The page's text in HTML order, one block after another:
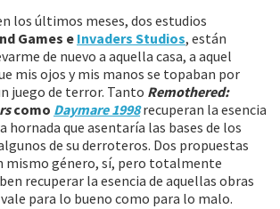
los últimos meses, dos estudios
Games e Invaders Studios, están
de nuevo a aquella casa, a aquel
mis ojos y mis manos se topaban por
juego de terror. Tanto Remothered:
como Daymare 1998recuperan la esencia
hornada que asentaría las bases de los
de su derroteros. Dos propuestas
mismo género, sí, pero totalmente
recuperar la esencia de aquellas obras
para lo bueno como para lo malo.